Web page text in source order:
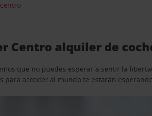
Centro alquiler de
que no puedes esperar a sentir la
para acceder al mundo te estarán